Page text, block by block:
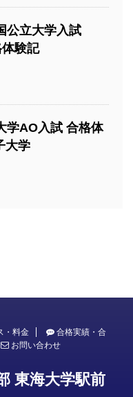
公立大学入試
験記
学AO入試 合格体
大学
・料金
合格実績・合
お問い合わせ
東海大学駅前